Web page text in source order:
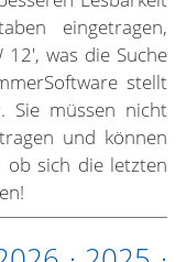
eingetragen,
was die Suche
stellt
Sie müssen nicht
und können
ob sich die letzten